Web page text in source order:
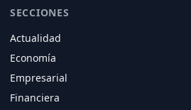
SECCIONES
Actualidad
Economía
Empresarial
Financiera